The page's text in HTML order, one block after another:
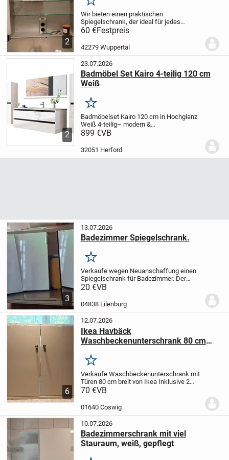
2
Merken
Wir bieten einen praktischen
Spiegelschrank, der ideal für jedes
Badezimmer ist. Er verfügt über integrierte
Beleuchtung, die für eine gute
Ausleuchtung sorgt. Der Schrank bietet
dir zusätzlichen...
60 €Festpreis
42279 Wuppertal
2
23.07.2026
Badmöbel Set Kairo 4-teilig 120 cm
Weiß
Merken
Badmöbelset Kairo 120 cm in Hochglanz
Weiß 4-teilig– modern &
pflegeleicht
modernem Hochglanz Weiß und einer
899 €VB
32051 Herford
3
13.07.2026
Badezimmer Spiegelschrank.
Merken
Verkaufe wegen Neuanschaffung einen
Spiegelschrank für Badezimmer. Der
Schrank ist ca. 4 Monate in Gebrauch
betrug € 95,90. Er hat die Maße : Breite 68
20 €VB
04838 Eilenburg
6
12.07.2026
Ikea Havbäck
Waschbeckenunterschrank 80 cm
Merken
Verkaufe Waschbeckenunterschrank mit
Türen 80 cm breit von IkeaInklusive 2
Edelstahlfüßen und 2 Edelstahlgriffen in
Tiefe: 47.5 cm
70 €VB
01640 Coswig
10.07.2026
Badezimmerschrank mit viel
Stauraum, weiß, gepflegt